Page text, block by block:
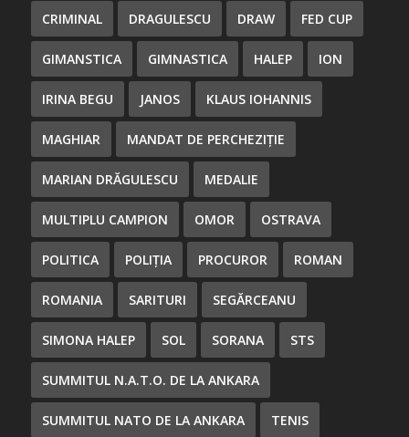
CRIMINAL DRAGULESCU DRAW FED CUP
GIMANSTICA GIMNASTICA HALEP ION
IRINA BEGU JANOS KLAUS IOHANNIS
MAGHIAR MANDAT DE PERCHEZIȚIE
MARIAN DRĂGULESCU MEDALIE
MULTIPLU CAMPION OMOR OSTRAVA
POLITICA POLIȚIA PROCUROR ROMAN
ROMANIA SARITURI SEGĂRCEANU
SIMONA HALEP SOL SORANA STS
SUMMITUL N.A.T.O. DE LA ANKARA
SUMMITUL NATO DE LA ANKARA TENIS